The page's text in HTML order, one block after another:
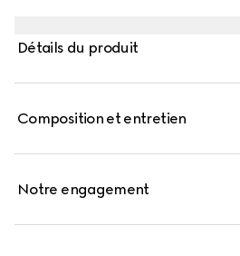
deux compartiments pour billets
Détails du produit
Composition et entretien
Notre engagement